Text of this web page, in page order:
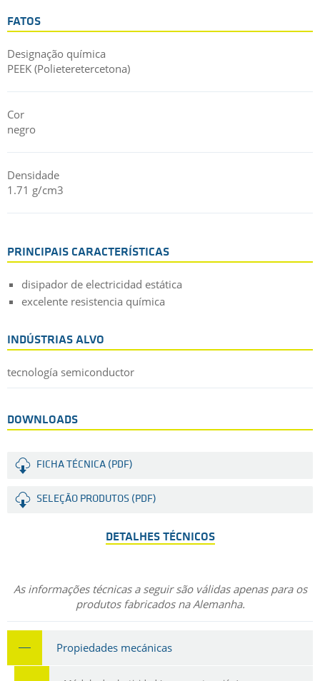
FATOS
Designação química
PEEK (Polieteretercetona)
Cor
negro
Densidade
1.71 g/cm3
PRINCIPAIS CARACTERÍSTICAS
disipador de electricidad estática
excelente resistencia química
INDÚSTRIAS ALVO
tecnología semiconductor
DOWNLOADS
FICHA TÉCNICA (PDF)
SELEÇÃO PRODUTOS (PDF)
DETALHES TÉCNICOS
As informações técnicas a seguir são válidas apenas para os
produtos fabricados na Alemanha.
Propiedades mecánicas